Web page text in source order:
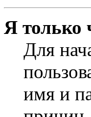
Я только
Для
имя и